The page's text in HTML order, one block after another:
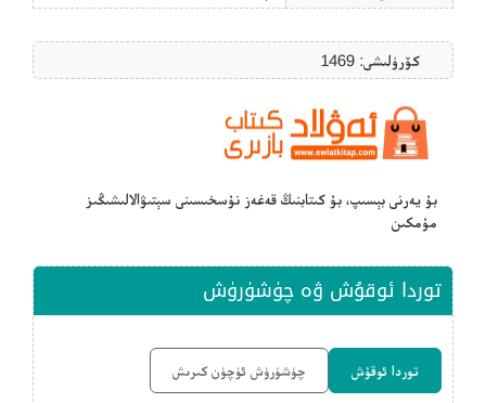
كۆرۈلىشى: 1469
بۇ يەرنى بېسىپ، بۇ كىتابنىڭ قەغەز نۇسخىسىنى سېتىۋالالىشىڭىز
مۇمكىن
توردا ئوقۇش ۋە چۈشۈرۈش
توردا ئوقۇش چۈشۈرۈش ئۈچۈن كىرىش